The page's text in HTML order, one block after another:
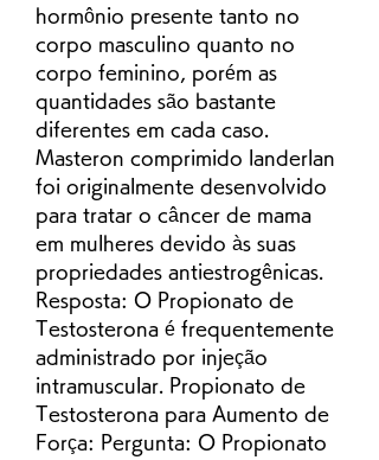
hormônio presente tanto no
corpo masculino quanto no
corpo feminino, porém as
quantidades são bastante
diferentes em cada caso.
Masteron comprimido landerlan
foi originalmente desenvolvido
para tratar o câncer de mama
em mulheres devido às suas
propriedades antiestrogênicas.
Resposta: O Propionato de
Testosterona é frequentemente
administrado por injeção
intramuscular. Propionato de
Testosterona para Aumento de
Força: Pergunta: O Propionato